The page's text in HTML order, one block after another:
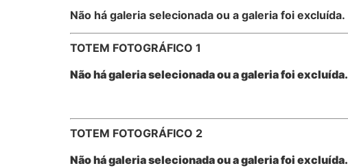
Não há galeria selecionada ou a galeria foi excluída.
TOTEM FOTOGRÁFICO 1
Não há galeria selecionada ou a galeria foi excluída.
TOTEM FOTOGRÁFICO 2
Não há galeria selecionada ou a galeria foi excluída.